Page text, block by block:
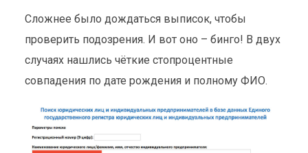
Сложнее было дождаться выписок, чтобы
проверить подозрения. И вот оно – бинго! В двух
случаях нашлись чёткие стопроцентные
совпадения по дате рождения и полному ФИО.